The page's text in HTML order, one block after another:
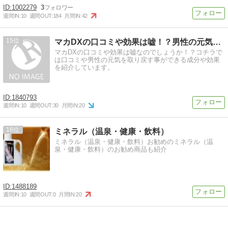
1002279 3
週間IN:10 週間OUT:184 月間IN:42
15 マカDXの口コミや効果は嘘！？男性の元気を取り戻す事ができ…
マカDXの口コミや効果は嘘なのでしょうか！？コチラで
は口コミや男性の元気を取り戻す事ができる成分や効果
を紹介しています。
1840793
週間IN:10 週間OUT:30 月間IN:20
16 ミネラル（温泉・健康・飲料）
ミネラル（温泉・健康・飲料）お勧めのミネラル（温
泉・健康・飲料）のお勧め商品も紹介
1488189
週間IN:10 週間OUT:0 月間IN:20